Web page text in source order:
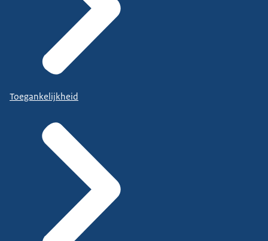
Toegankelijkheid